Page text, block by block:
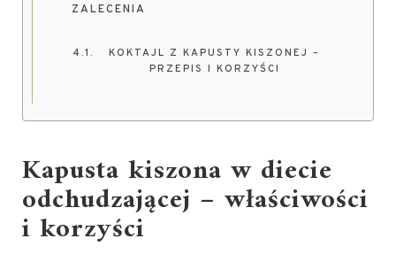
ZALECENIA
KOKTAJL Z KAPUSTY KISZONEJ –
PRZEPIS I KORZYŚCI
Kapusta kiszona w diecie
odchudzającej – właściwości
i korzyści